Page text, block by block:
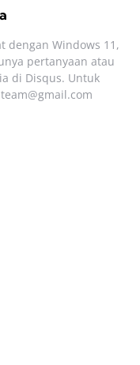
dengan Windows 11,
pertanyaan atau
di Disqus. Untuk